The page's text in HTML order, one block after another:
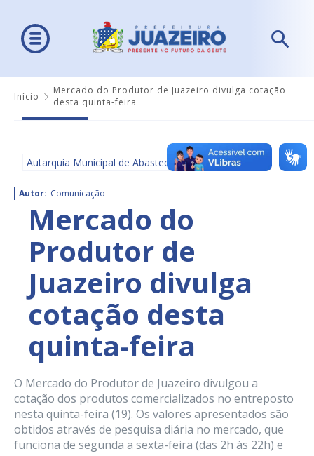
Início
Mercado do Produtor de Juazeiro divulga cotação
desta quinta-feira
Autarquia Municipal de Abastecimento - AMA
Autor: Comunicação
Mercado do
Produtor de
Juazeiro divulga
cotação desta
quinta-feira
O Mercado do Produtor de Juazeiro divulgou a
cotação dos produtos comercializados no entreposto
nesta quinta-feira (19). Os valores apresentados são
obtidos através de pesquisa diária no mercado, que
funciona de segunda a sexta-feira (das 2h às 22h) e